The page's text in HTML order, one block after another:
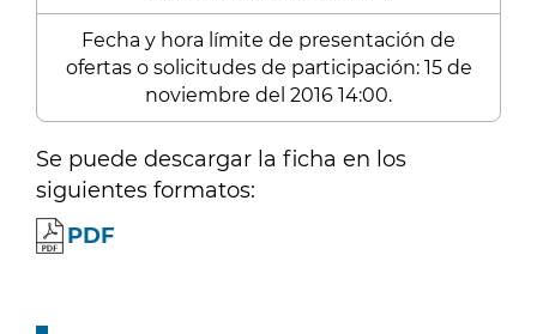
Fecha y hora límite de presentación de
ofertas o solicitudes de participación: 15 de
noviembre del 2016 14:00.
Se puede descargar la ficha en los
siguientes formatos:
PDF